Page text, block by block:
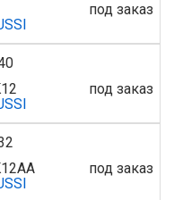
под заказ
под заказ
под заказ